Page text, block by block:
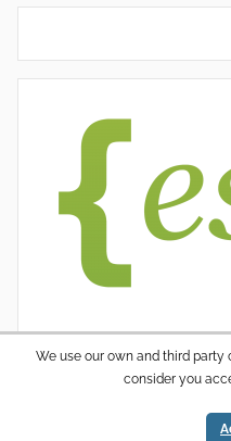
We use our own and third
consider you